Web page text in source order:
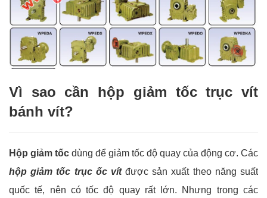
Vì sao cần hộp giảm tốc trục vít
bánh vít?
Hộp giảm tốc dùng để giảm tốc độ quay của động cơ. Các
hộp giảm tốc trục ốc vítđược sản xuất theo năng suất
quốc tế, nên có tốc độ quay rất lớn. Nhưng trong các